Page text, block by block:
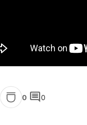
0 comment0